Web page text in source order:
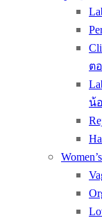
ต
น้